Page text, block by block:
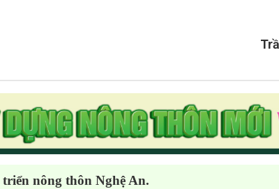
nông thôn Nghệ An.